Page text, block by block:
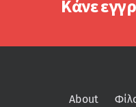
Κάνε
About